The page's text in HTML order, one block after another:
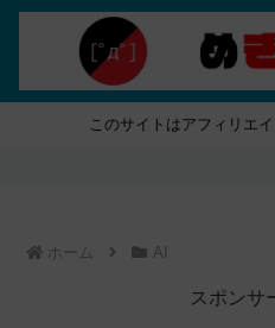
このサイトはアフィリエ
ホーム AI
スポンサ